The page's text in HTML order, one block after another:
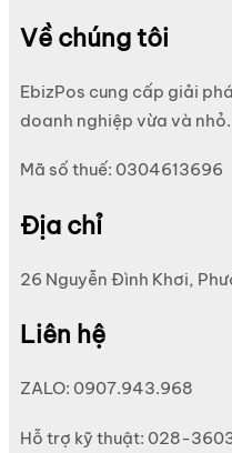
Về chúng tôi
EbizPos cung cấp giải
doanh nghiệp vừa và nhỏ.
Mã số thuế: 0304613696
Địa chỉ
26 Nguyễn Đình Khơi,
Liên hệ
ZALO: 0907.943.968
Hỗ trợ kỹ thuật: 028-